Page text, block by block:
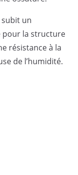
un
pour la structure
résistance à la
de l’humidité.